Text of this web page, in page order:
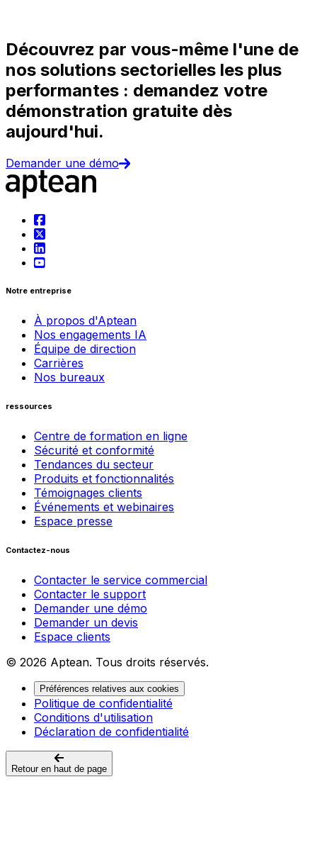
Découvrez par vous-même l'une de
nos solutions sectorielles les plus
performantes : demandez votre
démonstration gratuite dès
aujourd'hui.
Demander une démo
Notre entreprise
À propos d'Aptean
Nos engagements IA
Équipe de direction
Carrières
Nos bureaux
ressources
Centre de formation en ligne
Sécurité et conformité
Tendances du secteur
Produits et fonctionnalités
Témoignages clients
Événements et webinaires
Espace presse
Contactez-nous
Contacter le service commercial
Contacter le support
Demander une démo
Demander un devis
Espace clients
© 2026 Aptean. Tous droits réservés.
Préférences relatives aux cookies
Politique de confidentialité
Conditions d'utilisation
Déclaration de confidentialité
Retour en haut de page